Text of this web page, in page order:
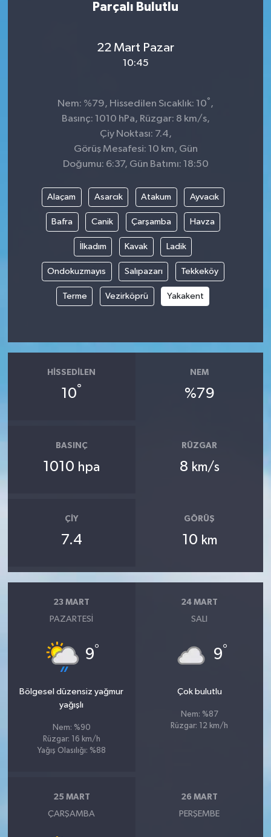
Parçalı Bulutlu
22 Mart Pazar
10:45
Nem: %79, Hissedilen Sıcaklık: 10° ,
Basınç: 1010 hPa, Rüzgar: 8 km/s,
Çiy Noktası: 7.4,
Görüş Mesafesi: 10 km, Gün
Doğumu: 6:37, Gün Batımı: 18:50
Alaçam Asarcık Atakum Ayvacık
Bafra Canik Çarşamba Havza
İlkadım Kavak Ladik
Ondokuzmayıs Salıpazarı Tekkeköy
Terme Vezirköprü Yakakent
HISSEDILEN
10°
NEM
%79
BASINÇ
1010 hpa
RÜZGAR
8 km/s
ÇIY
7.4
GÖRÜŞ
10 km
23 MART
PAZARTESI
9°
Bölgesel düzensiz yağmur
yağışlı
Nem: %90
Rüzgar: 16 km/h
Yağış Olasılığı: %88
24 MART
SALI
9°
Çok bulutlu
Nem: %87
Rüzgar: 12 km/h
25 MART
ÇARŞAMBA
26 MART
PERŞEMBE